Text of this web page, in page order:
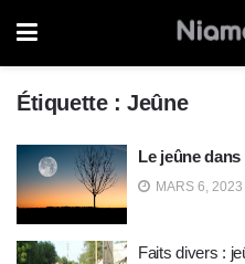
Étiquette :Jeûne
Le jeûne
MARS 6, 2023
Faits divers :